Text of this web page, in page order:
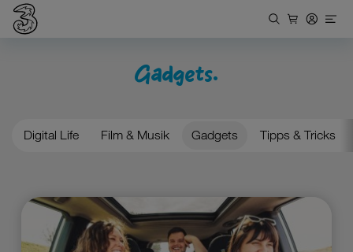
Gadgets.
Digital Life Film & Musik Gadgets Tipps & Tricks